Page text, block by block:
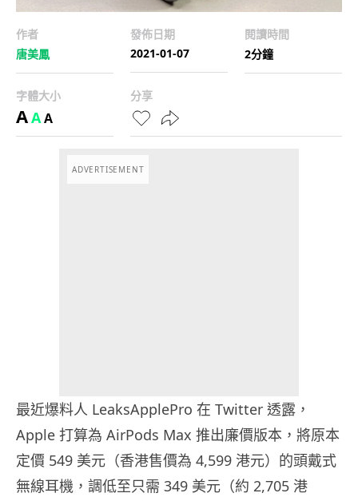
作者
唐美鳳
發佈日期
2021-01-07
閱讀時間
2分鐘
字體大小
AAA
分享
ADVERTISEMENT
最近爆料人 LeaksApplePro 在 Twitter 透露，
Apple 打算為 AirPods Max 推出廉價版本，將原本
定價 549 美元（香港售價為 4,599 港元）的頭戴式
無線耳機，調低至只需 349 美元（約 2,705 港